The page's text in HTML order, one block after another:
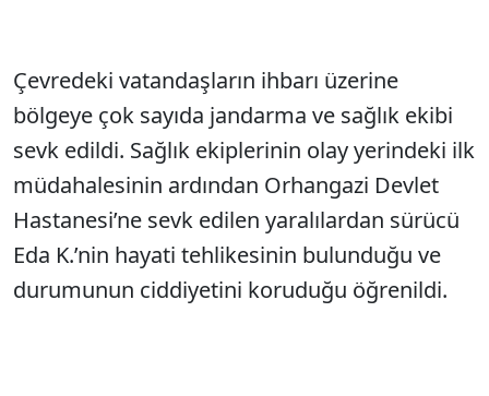
Çevredeki vatandaşların ihbarı üzerine
bölgeye çok sayıda jandarma ve sağlık ekibi
sevk edildi. Sağlık ekiplerinin olay yerindeki ilk
müdahalesinin ardından Orhangazi Devlet
Hastanesi’ne sevk edilen yaralılardan sürücü
Eda K.’nin hayati tehlikesinin bulunduğu ve
durumunun ciddiyetini koruduğu öğrenildi.